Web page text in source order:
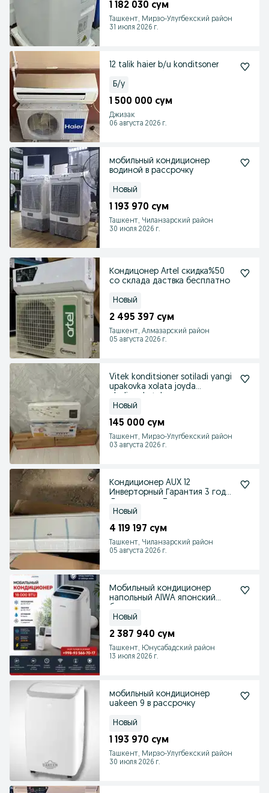
1 182 030 сум
Ташкент, Мирзо-Улугбекский район
31 июля 2026 г.
12 talik haier b/u konditsoner
Б/у
1 500 000 сум
Джизак
06 августа 2026 г.
мобильный кондиционер
водиной в рассрочку
Новый
1 193 970 сум
Ташкент, Чиланзарский район
30 июля 2026 г.
Кондицонер Artel скидка%50
со склада даствка бесплатно
Новый
2 495 397 сум
Ташкент, Алмазарский район
05 августа 2026 г.
Vitek konditsioner sotiladi yangi
upakovka xolata joyda
Новый
145 000 сум
Ташкент, Мирзо-Улугбекский район
03 августа 2026 г.
Кондиционер AUX 12
Инверторный Гарантия 3 года!
Новый
4 119 197 сум
Ташкент, Чиланзарский район
05 августа 2026 г.
Мобильный кондиционер
напольный AIWA японский
Новый
2 387 940 сум
Ташкент, Юнусабадский район
13 июля 2026 г.
мобильный кондиционер
uakeen 9 в рассрочку
Новый
1 193 970 сум
Ташкент, Мирзо-Улугбекский район
30 июля 2026 г.